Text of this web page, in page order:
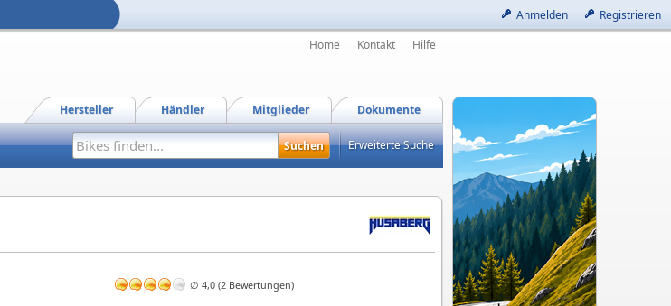
Anmelden Registrieren
Home Kontakt Hilfe
Dokumente
Mitglieder
Händler
Hersteller
Erweiterte Suche
∅ 4,0 (2 Bewertungen)